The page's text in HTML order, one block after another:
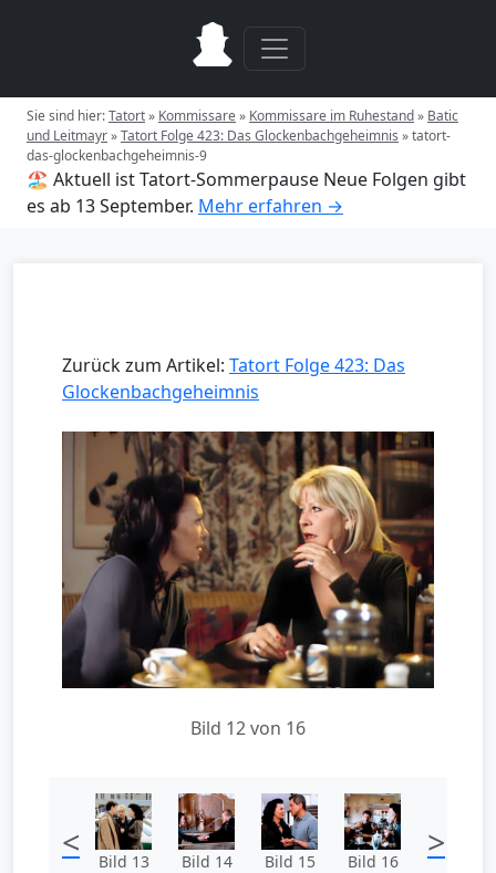
Sie sind hier:Tatort» Kommissare» Kommissare im Ruhestand» Batic
und Leitmayr»Tatort Folge 423: Das Glockenbachgeheimnis »tatort-
das-glockenbachgeheimnis-9
🏖️ Aktuell ist Tatort-Sommerpause Neue Folgen gibt
es ab 13 September. Mehr erfahren →
Zurück zum Artikel: Tatort Folge 423: Das
Glockenbachgeheimnis
Bild 12 von 16
< Bild 13 Bild 14 Bild 15 Bild 16 >